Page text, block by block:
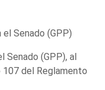
Senado (GPP)
Senado (GPP), al
del Reglamento